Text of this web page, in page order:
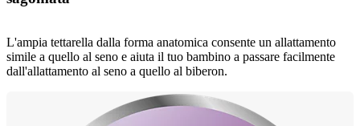
L'ampia tettarella dalla forma anatomica consente un allattamento
simile a quello al seno e aiuta il tuo bambino a passare facilmente
dall'allattamento al seno a quello al biberon.